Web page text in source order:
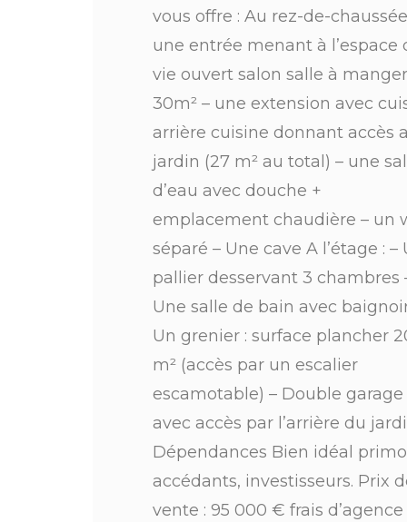
vous offre : Au rez-de-
une entrée menant à l’espace
vie ouvert salon salle à
30m² – une extension avec
arrière cuisine donnant accès
jardin (27 m² au total) – une
d’eau avec douche +
emplacement chaudière – un
séparé – Une cave A l’étage : –
pallier desservant 3 chambres
Une salle de bain avec
Un grenier : surface plancher
m² (accès par un escalier
escamotable) – Double garage
avec accès par l’arrière du
Dépendances Bien idéal
accédants, investisseurs. Prix
vente : 95 000 € frais d’agence